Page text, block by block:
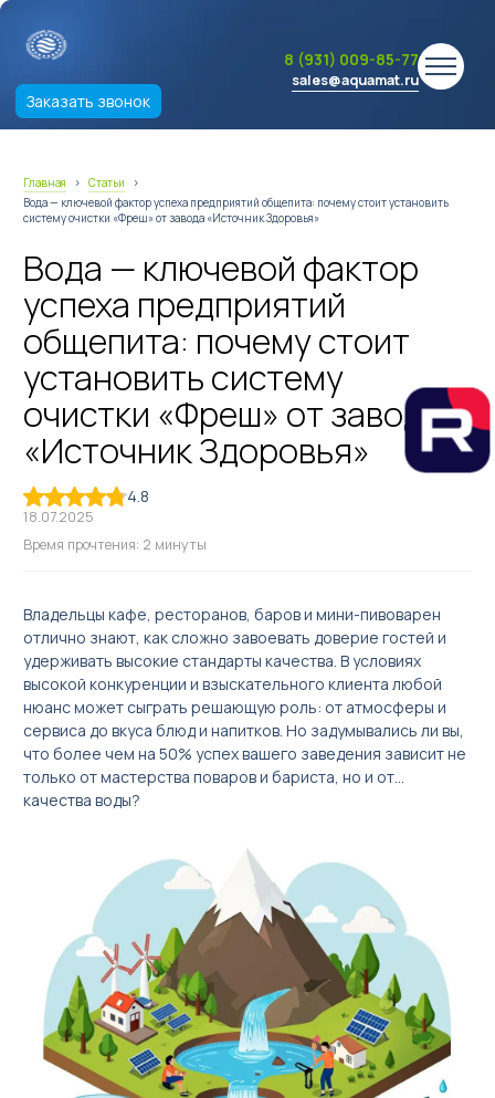
Заказать звонок
8 (931) 009-85-77
sales@aquamat.ru
Акваматы фильтрованной воды
Акваматы с привозной водой
Модули розлива
Системы очистки воды
Комплектующие к акваматам
Сопутствующее оборудование для продажи чистой воды в
Бизнес под ключ
Мониторинг вендинговых автоматов
Главная › Статьи
›
Вода — ключевой фактор успеха предприятий общепита: почему стоит установить
систему очистки «Фреш» от завода «Источник Здоровья»
Вода — ключевой фактор
успеха предприятий
общепита: почему стоит
установить систему
очистки «Фреш» от завода
«Источник Здоровья»
4.8
18.07.2025
Время прочтения: 2 минуты
Владельцы кафе, ресторанов, баров и мини-пивоварен
отлично знают, как сложно завоевать доверие гостей и
удерживать высокие стандарты качества. В условиях
высокой конкуренции и взыскательного клиента любой
нюанс может сыграть решающую роль: от атмосферы и
сервиса до вкуса блюд и напитков. Но задумывались ли вы,
что более чем на 50% успех вашего заведения зависит не
только от мастерства поваров и бариста, но и от…
качества воды?